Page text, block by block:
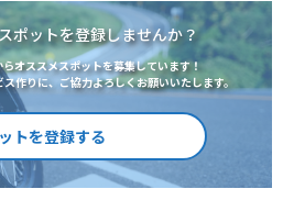
ポットを登録しませんか？
オススメスポットを募集しています！
作りに、ご協力よろしくお願いいたします。
トを登録する